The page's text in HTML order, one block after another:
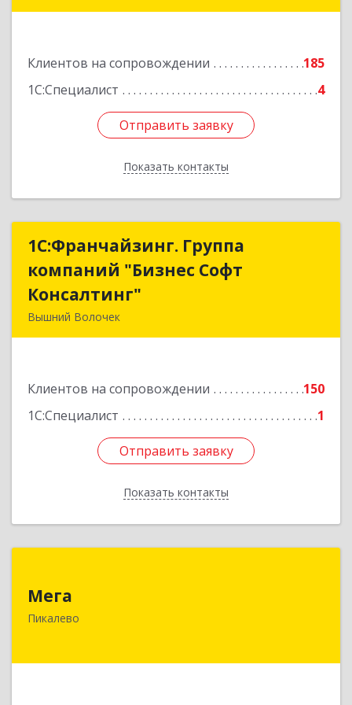
Клиентов на сопровождении
185
1С:Специалист
4
Отправить заявку
Показать контакты
Подробнее
Отправить заявку
Назад
1С:Франчайзинг. Группа
компаний "Бизнес Софт
Консалтинг"
Вышний Волочек
Клиентов на сопровождении
150
1С:Специалист
1
Отправить заявку
Показать контакты
1С:Франчайзинг. Группа
компаний "Бизнес Софт
Подробнее
Отправить заявку
Назад
Мега
Пикалево
Подробнее